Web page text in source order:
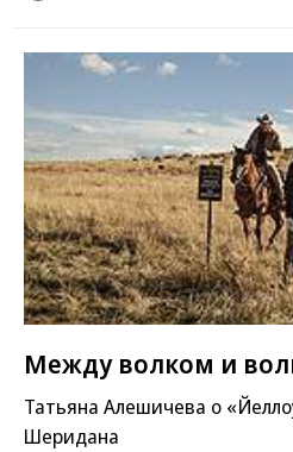
Между волком и
Татьяна Алешичева о
Шеридана